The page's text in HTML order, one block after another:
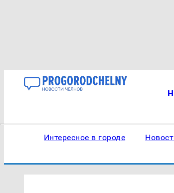
Интересное в городе